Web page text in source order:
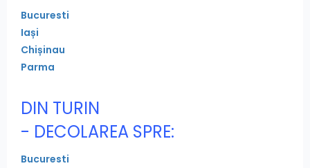
Bucuresti
Iași
Chișinau
Parma
DIN TURIN
- DECOLAREA SPRE:
Bucuresti